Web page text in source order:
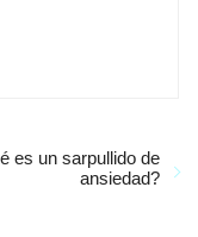
es un sarpullido de
ansiedad?